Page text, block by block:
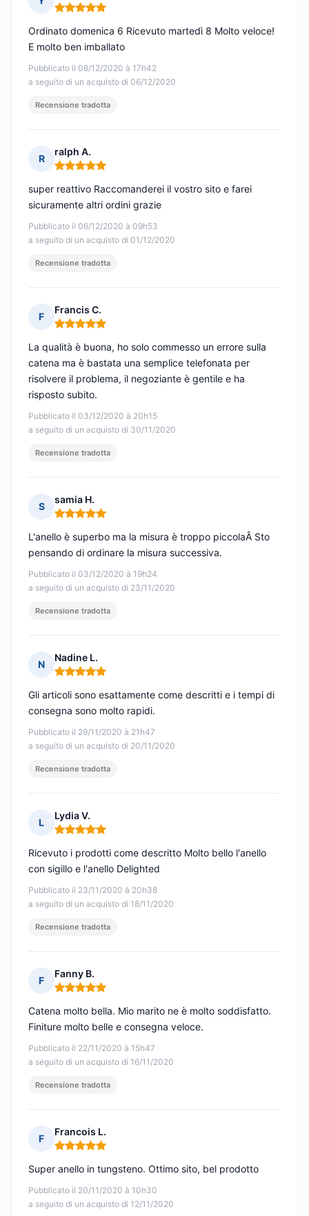
Nota: 5 su 5
Pubblicato il 08/12/2020 à 17h42
a seguito di un acquisto di 06/12/2020
Ordinato domenica 6 Ricevuto martedì 8 Molto veloce!
E molto ben imballato
Recensione tradotta
R
ralph A.
Nota: 5 su 5
Pubblicato il 06/12/2020 à 09h53
a seguito di un acquisto di 01/12/2020
super reattivo Raccomanderei il vostro sito e farei
sicuramente altri ordini grazie
Recensione tradotta
F
Francis C.
Nota: 5 su 5
Pubblicato il 03/12/2020 à 20h15
a seguito di un acquisto di 30/11/2020
La qualità è buona, ho solo commesso un errore sulla
catena ma è bastata una semplice telefonata per
risolvere il problema, il negoziante è gentile e ha
risposto subito.
Recensione tradotta
S
samia H.
Nota: 5 su 5
Pubblicato il 03/12/2020 à 19h24
a seguito di un acquisto di 23/11/2020
L'anello è superbo ma la misura è troppo piccolaÂ Sto
pensando di ordinare la misura successiva.
Recensione tradotta
N
Nadine L.
Nota: 5 su 5
Pubblicato il 29/11/2020 à 21h47
a seguito di un acquisto di 20/11/2020
Gli articoli sono esattamente come descritti e i tempi di
consegna sono molto rapidi.
Recensione tradotta
L
Lydia V.
Nota: 5 su 5
Pubblicato il 23/11/2020 à 20h38
a seguito di un acquisto di 18/11/2020
Ricevuto i prodotti come descritto Molto bello l'anello
con sigillo e l'anello Delighted
Recensione tradotta
F
Fanny B.
Nota: 5 su 5
Pubblicato il 22/11/2020 à 15h47
a seguito di un acquisto di 16/11/2020
Catena molto bella. Mio marito ne è molto soddisfatto.
Finiture molto belle e consegna veloce.
Recensione tradotta
F
Francois L.
Nota: 5 su 5
Pubblicato il 20/11/2020 à 10h30
a seguito di un acquisto di 12/11/2020
Super anello in tungsteno. Ottimo sito, bel prodotto